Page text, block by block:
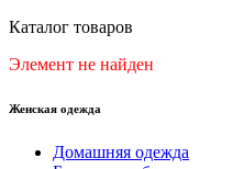
Каталог товаров
Элемент не найден
Женская одежда
Домашняя одежда